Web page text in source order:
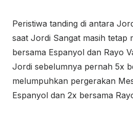
Peristiwa tanding di antara
saat Jordi Sangat masih tetap
bersama Espanyol dan Rayo
Jordi sebelumnya pernah 5x
melumpuhkan pergerakan
Espanyol dan 2x bersama